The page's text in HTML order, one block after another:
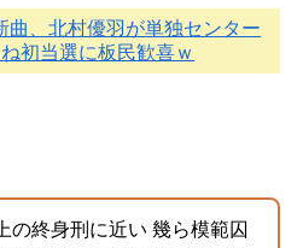
曲、北村優羽が単独センター
初当選に板民歓喜ｗ
の終身刑に近い 幾ら模範囚